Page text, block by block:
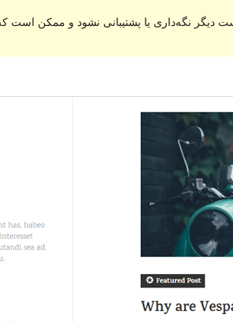
دیگر نگه‌داری یا پشتیبانی نشود و ممکن است